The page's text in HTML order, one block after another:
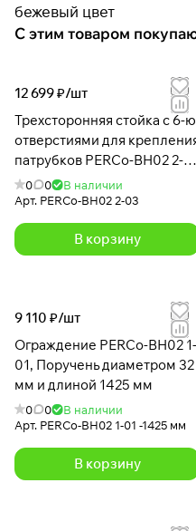
бежевый цвет
С этим товаром
12 699 ₽/шт
Трехсторонняя стойка с 6-ю
отверстиями для
патрубков PERCo-BH02 2-
03 с крышкой
0 0
В наличии
Арт. PERCo-BH02 2-03
В корзину
9 110 ₽/шт
Ограждение PERCo-BH02 1-
01, Поручень диаметром 32
мм и длиной 1425 мм
0 0
В наличии
Арт. PERCo-BH02 1-01 -1425 мм
В корзину